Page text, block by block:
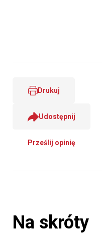
Drukuj
Udostępnij
Prześlij opinię
Na skróty